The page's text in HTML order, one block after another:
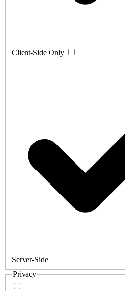
Client-Side Only
Server-Side
Privacy